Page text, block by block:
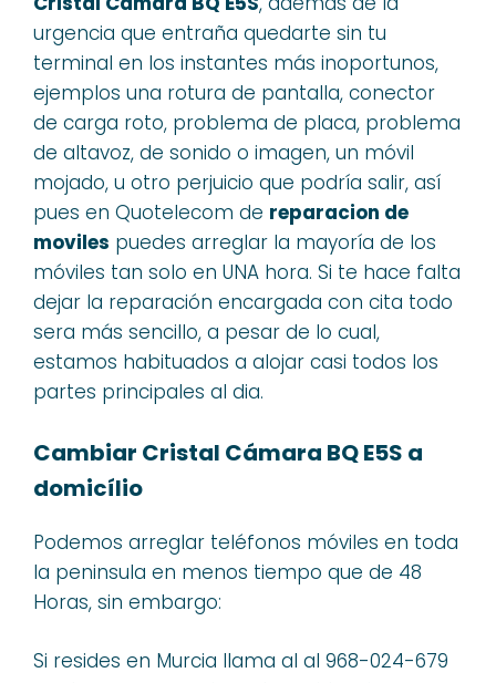
urgencia que entraña quedarte sin tu
terminal en los instantes más inoportunos,
ejemplos una rotura de pantalla, conector
de carga roto, problema de placa, problema
de altavoz, de sonido o imagen, un móvil
mojado, u otro perjuicio que podría salir, así
pues en Quotelecom de reparacion de
moviles puedes arreglar la mayoría de los
móviles tan solo en UNA hora. Si te hace falta
dejar la reparación encargada con cita todo
sera más sencillo, a pesar de lo cual,
estamos habituados a alojar casi todos los
partes principales al dia.
Cambiar Cristal Cámara BQ E5S a
domicílio
Podemos arreglar teléfonos móviles en toda
la peninsula en menos tiempo que de 48
Horas, sin embargo:
Si resides en Murcia llama al al 968-024-679